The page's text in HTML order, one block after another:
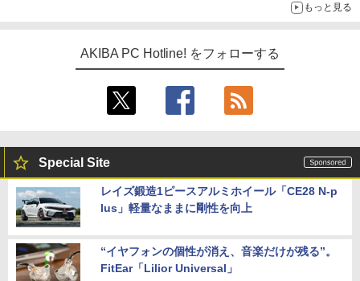
もっと見る
AKIBA PC Hotline! をフォローする
Special Site
レイズ鍛造1ピースアルミホイール「CE28 N-p
lus」軽量なままに剛性を向上
“イヤフォンの個性が消え、音楽だけが残る”。
FitEar「Lilior Universal」